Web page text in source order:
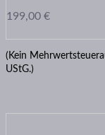
199,00 €
(Kein
UStG.)